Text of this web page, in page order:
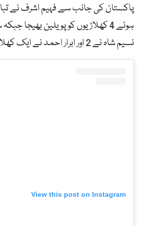
پاکستان کی جانب سے فہیم اشرف نے
نسیم شاہ نے 2 اور ابرار احمد نے ایک کھلاڑی کو آؤٹ کیا۔
View this post on Instagram